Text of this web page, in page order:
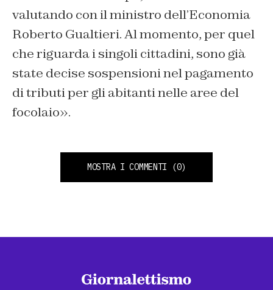
valutando con il ministro dell’Economia
Roberto Gualtieri. Al momento, per quel
che riguarda i singoli cittadini, sono già
state decise sospensioni nel pagamento
di tributi per gli abitanti nelle aree del
focolaio».
MOSTRA I COMMENTI (0)